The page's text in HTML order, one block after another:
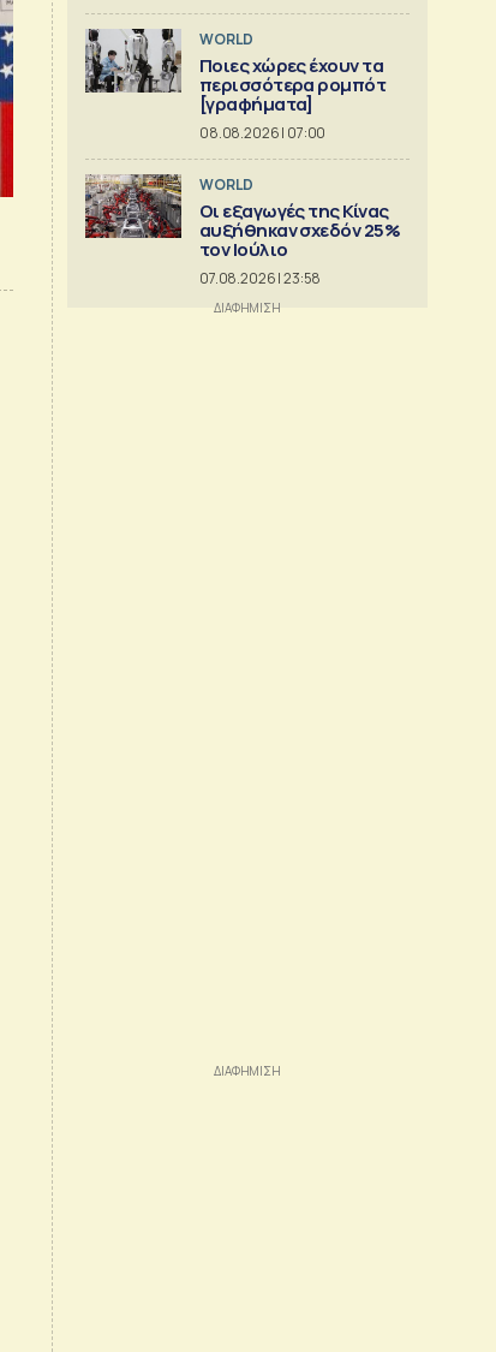
WORLD
Ποιες χώρες έχουν τα
περισσότερα ρομπότ
[γραφήματα]
08.08.2026 | 07:00
WORLD
Οι εξαγωγές της Κίνας
αυξήθηκαν σχεδόν 25%
τον Ιούλιο
07.08.2026 | 23:58